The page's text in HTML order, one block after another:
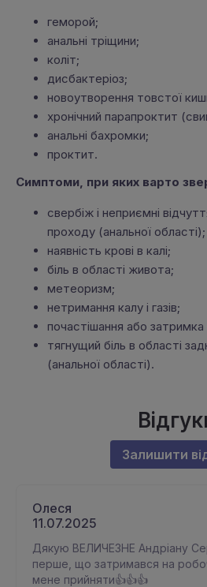
геморой;
анальні тріщини;
коліт;
дисбактеріоз;
новоутворення товстої
хронічний парапроктит
анальні бахромки;
проктит.
Симптоми, при яких варто
свербіж і неприємні
проходу (анальної області);
наявність крові в калі;
біль в області живота;
метеоризм;
нетримання калу і газів;
почастішання або затримка
тягнущий біль в області
(анальної області).
Залишити
Олеся
11.07.2025
Дякую ВЕЛИЧЕЗНЕ Андріану
перше, що затримався на
мене прийняти👍👍👍